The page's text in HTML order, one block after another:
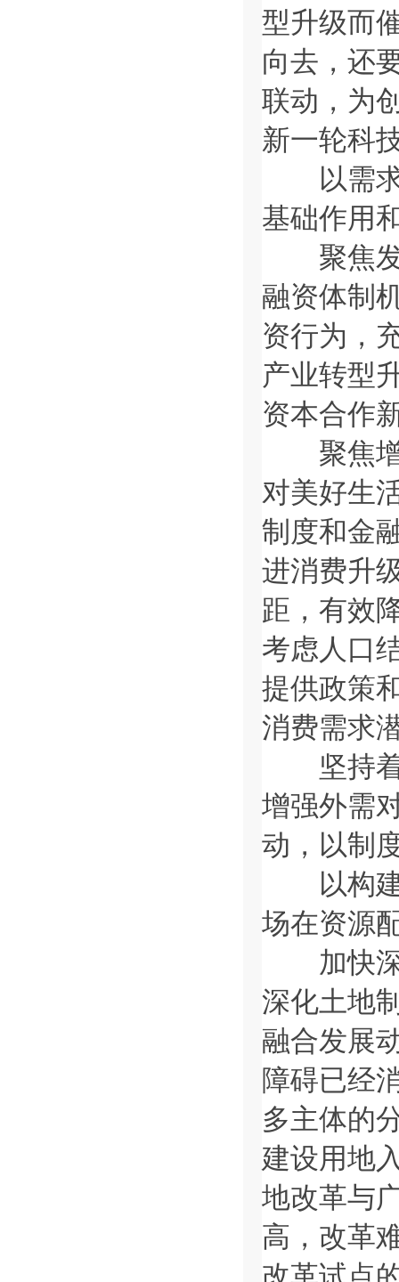
型升级而
向去，还
联动，为
新一轮科
以需求
基础作用
聚焦发
融资体制
资行为，
产业转型
资本合作
聚焦增
对美好生
制度和金
进消费升
距，有效
考虑人口
提供政策
消费需求
坚持着
增强外需
动，以制
以构建
场在资源
加快深
深化土地
融合发展
障碍已经
多主体的
建设用地
地改革与
高，改革